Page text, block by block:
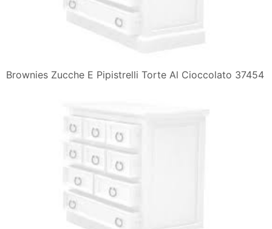
Brownies Zucche E Pipistrelli Torte Al Cioccolato 37454